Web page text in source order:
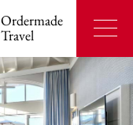
Ordermade
Travel